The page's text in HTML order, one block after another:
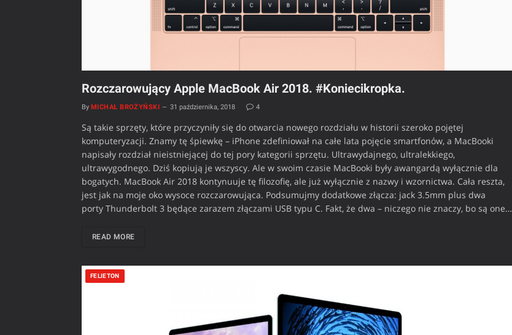
Rozczarowujący Apple MacBook Air 2018. #Koniecikropka.
By MICHAŁ BROŻYŃSKI 31 października, 2018 4
Są takie sprzęty, które przyczyniły się do otwarcia nowego rozdziału w historii szeroko pojętej
komputeryzacji. Znamy tę śpiewkę – iPhone zdefiniował na całe lata pojęcie smartfonów, a MacBooki
napisały rozdział nieistniejącej do tej pory kategorii sprzętu. Ultrawydajnego, ultralekkiego,
ultrawygodnego. Dziś kopiują je wszyscy. Ale w swoim czasie MacBooki były awangardą wyłącznie dla
bogatych. MacBook Air 2018 kontynuuje tę filozofię, ale już wyłącznie z nazwy i wzornictwa. Cała reszta,
jest jak na moje oko wysoce rozczarowująca. Podsumujmy dodatkowe złącza: jack 3.5mm plus dwa
porty Thunderbolt 3 będące zarazem złączami USB typu C. Fakt, że dwa – niczego nie znaczy, bo są one…
READ MORE
FELIETON